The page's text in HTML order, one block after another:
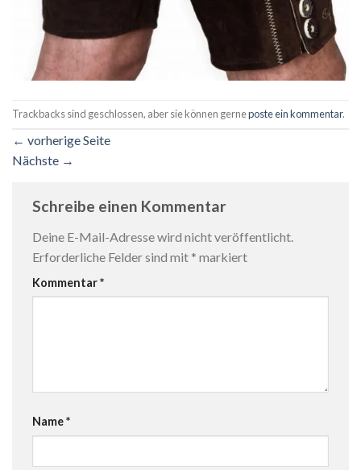
Trackbacks sind geschlossen, aber sie können gerneposte ein kommentar.
← vorherige Seite
Nächste →
Schreibe einen Kommentar
Deine E-Mail-Adresse wird nicht veröffentlicht.
Erforderliche Felder sind mit * markiert
Kommentar*
Name*